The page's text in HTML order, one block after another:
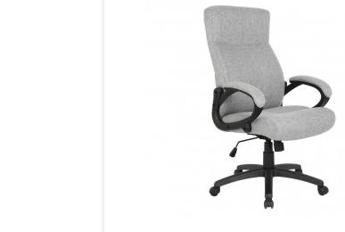
Favori